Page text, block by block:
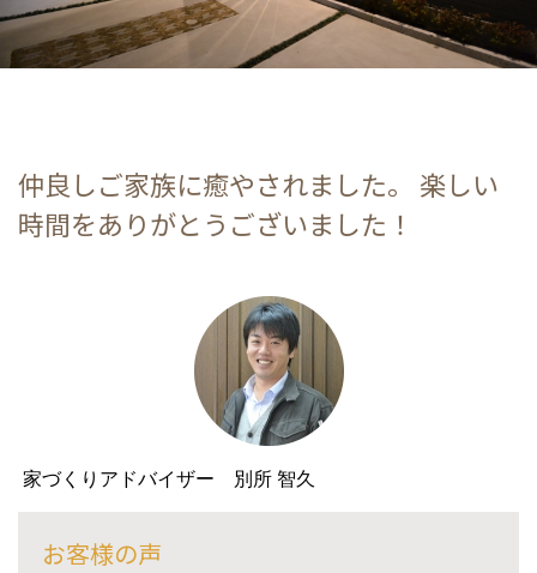
仲良しご家族に癒やされました。 楽しい
時間をありがとうございました！
家づくりアドバイザー 別所 智久
お客様の声